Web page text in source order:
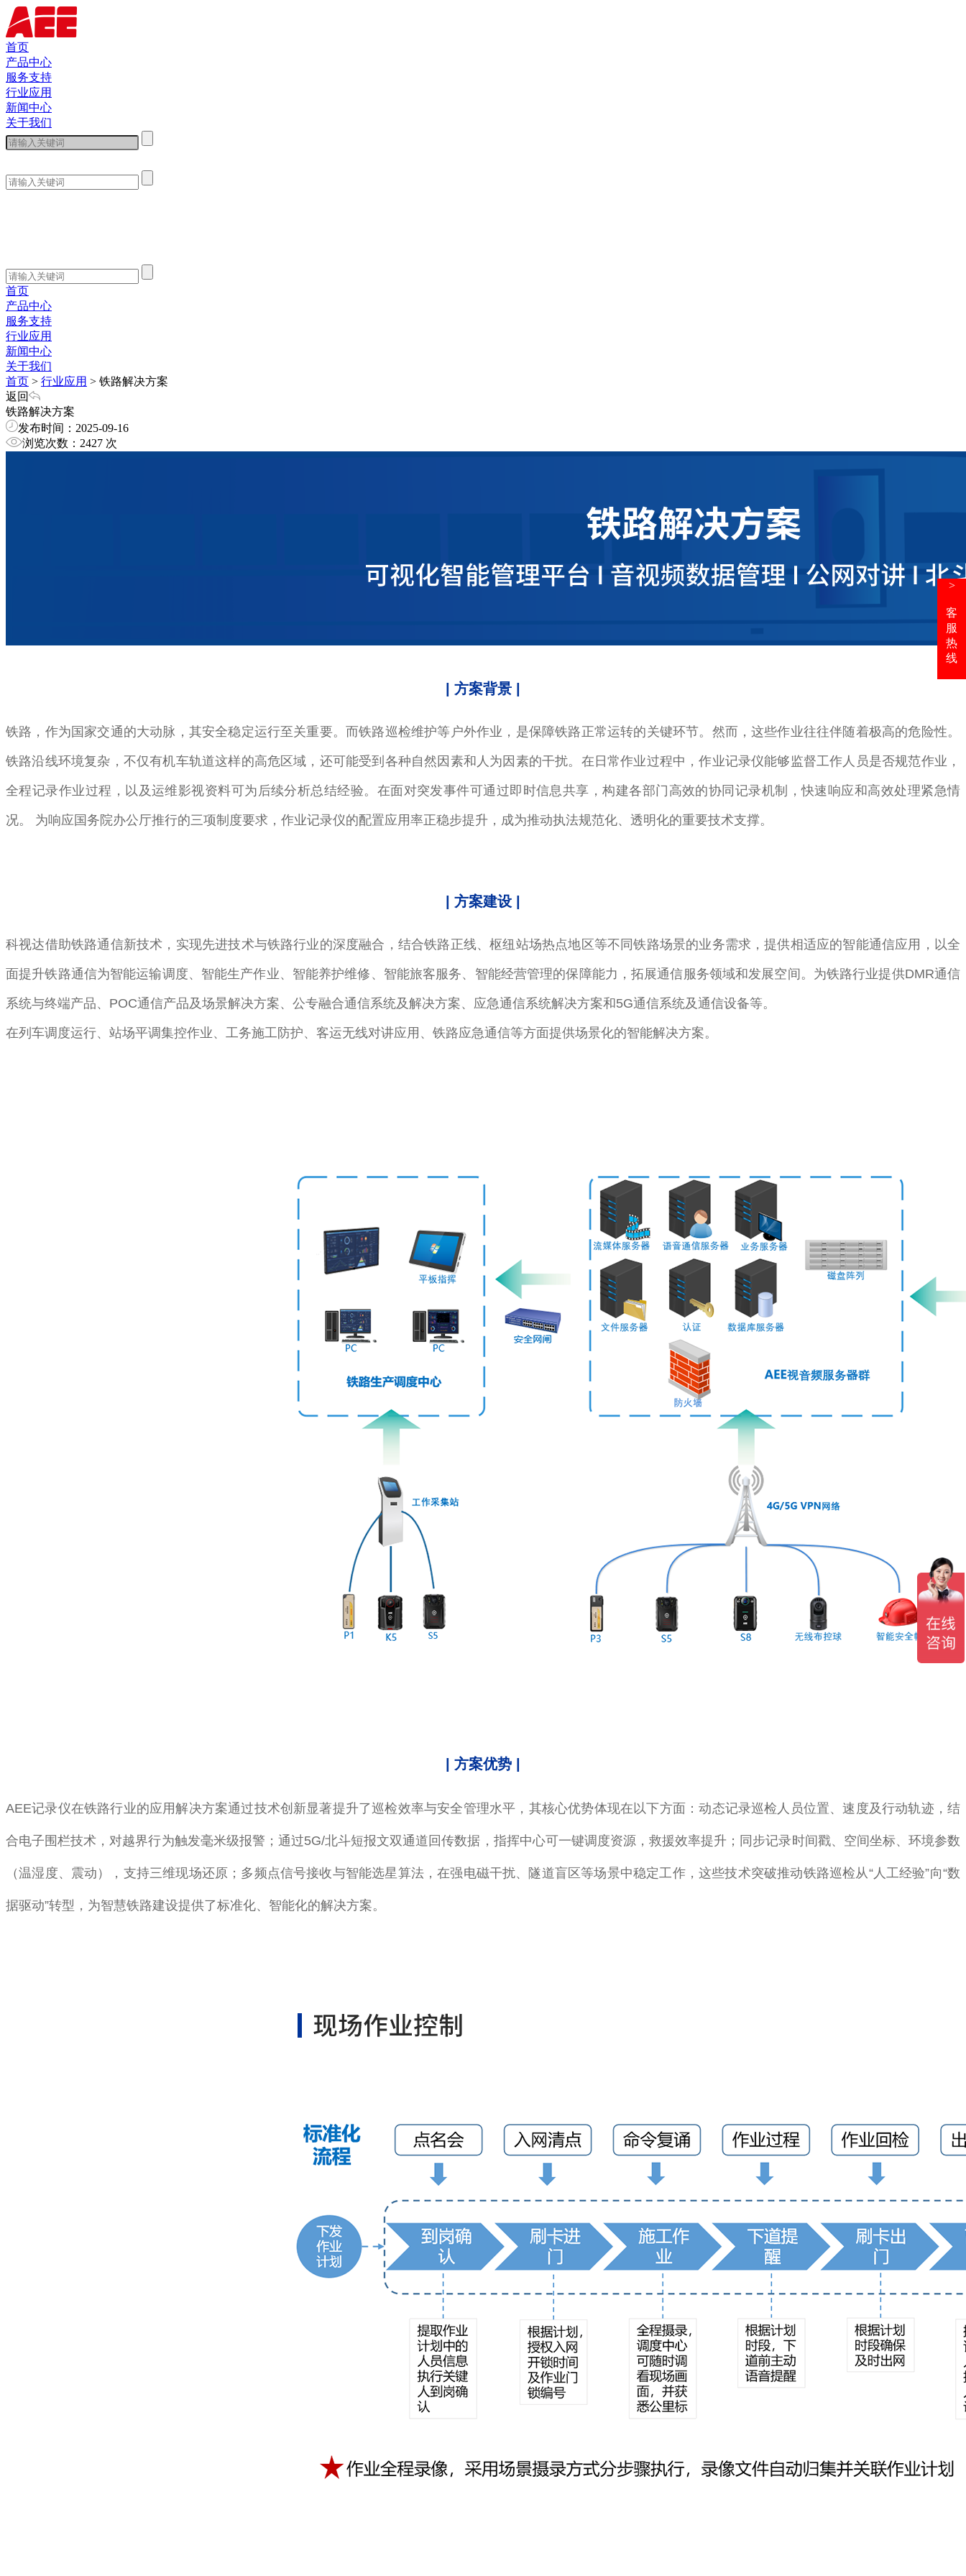
首页
产品中心
服务支持
行业应用
新闻中心
关于我们
首页
产品中心
服务支持
行业应用
新闻中心
关于我们
首页 > 行业应用 > 铁路解决方案
返回
铁路解决方案
发布时间：2025-09-16
浏览次数：2427 次
| 方案背景 |
铁路，作为国家交通的大动脉，其安全稳定运行至关重要。而铁路巡检维护等户外作业，是保障铁路正常运转的关键环节。然而，这些作业往往伴随着极高的危险性。
铁路沿线环境复杂，不仅有机车轨道这样的高危区域，还可能受到各种自然因素和人为因素的干扰。在日常作业过程中，作业记录仪能够监督工作人员是否规范作业，
全程记录作业过程，以及运维影视资料可为后续分析总结经验。在面对突发事件可通过即时信息共享，构建各部门高效的协同记录机制，快速响应和高效处理紧急情
况。 为响应国务院办公厅推行的三项制度要求，作业记录仪的配置应用率正稳步提升，成为推动执法规范化、透明化的重要技术支撑。
| 方案建设 |
科视达借助铁路通信新技术，实现先进技术与铁路行业的深度融合，结合铁路正线、枢纽站场热点地区等不同铁路场景的业务需求，提供相适应的智能通信应用，以全
面提升铁路通信为智能运输调度、智能生产作业、智能养护维修、智能旅客服务、智能经营管理的保障能力，拓展通信服务领域和发展空间。为铁路行业提供DMR通信
系统与终端产品、POC通信产品及场景解决方案、公专融合通信系统及解决方案、应急通信系统解决方案和5G通信系统及通信设备等。
在列车调度运行、站场平调集控作业、工务施工防护、客运无线对讲应用、铁路应急通信等方面提供场景化的智能解决方案。
| 方案优势 |
AEE记录仪在铁路行业的应用解决方案通过技术创新显著提升了巡检效率与安全管理水平，其核心优势体现在以下方面：‌动态记录巡检人员位置、速度及行动轨迹，结
合电子围栏技术，对越界行为触发毫米级报警；通过5G/北斗短报文双通道回传数据，指挥中心可一键调度资源，救援效率提升；同步记录时间戳、空间坐标、环境参数
（温湿度、震动），支持三维现场还原；多频点信号接收与智能选星算法，在强电磁干扰、隧道盲区等场景中稳定工作‌，这些技术突破推动铁路巡检从“人工经验”向“数
据驱动”转型，为智慧铁路建设提供了标准化、智能化的解决方案‌。
>
客
服
热
线